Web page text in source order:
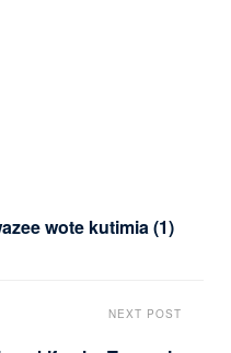
wote kutimia (1)
NEXT POST